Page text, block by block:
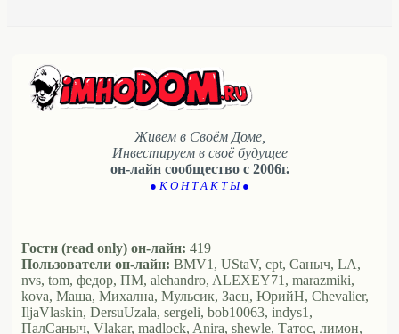
Живем в Своём Доме,
Инвестируем в своё будущее
он-лайн сообщество с 2006г.
● К О Н Т А К Т Ы ●
Гости (read only) он-лайн: 419
Пользователи он-лайн: BMV1, UStaV, cpt, Саныч, LA,
nvs, tom, федор, ПМ, alehandro, ALEXEY71, marazmiki,
kova, Маша, Михална, Мульсик, Заец, ЮрийН, Chevalier,
IljaVlaskin, DersuUzala, sergeli, bob10063, indys1,
ПалСаныч, Vlakar, madlock, Anira, shewle, Татос, лимон,